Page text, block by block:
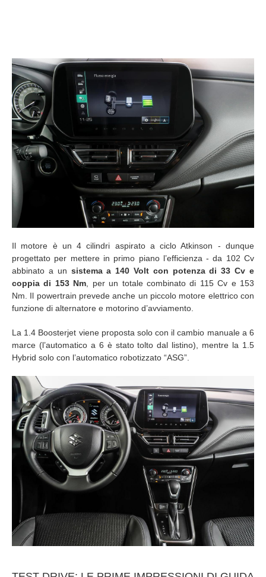
Il motore è un 4 cilindri aspirato a ciclo Atkinson - dunque
progettato per mettere in primo piano l’efficienza - da 102 Cv
abbinato a un sistema a 140 Volt con potenza di 33 Cv e
coppia di 153 Nm, per un totale combinato di 115 Cv e 153
Nm. Il powertrain prevede anche un piccolo motore elettrico con
funzione di alternatore e motorino d’avviamento.
La 1.4 Boosterjet viene proposta solo con il cambio manuale a 6
marce (l’automatico a 6 è stato tolto dal listino), mentre la 1.5
Hybrid solo con l’automatico robotizzato “ASG”.